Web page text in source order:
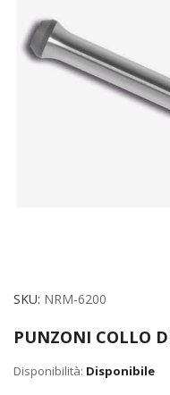
immagini
Vai
della
SKU NRM-6200
PUNZONI COLLO
Disponibile